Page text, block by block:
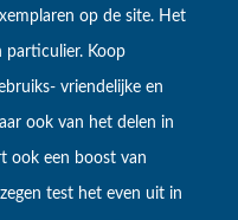
op de site. Het
particulier. Koop
vriendelijke en
ook van het delen in
ook een boost van
test het even uit in